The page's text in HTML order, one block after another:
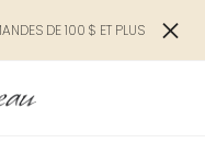
DE 100 $ ET PLUS